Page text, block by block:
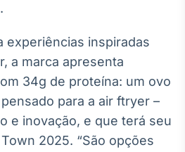
de ativos
Em breve
Crédito
Em breve
experiências inspiradas
a marca apresenta
34g de proteína: um ovo
para a air ftryer –
e inovação, e que terá seu
2025. “São opções